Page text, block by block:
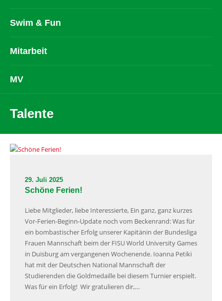
Swim & Fun
Mitarbeit
MV
Talente
29. Juli 2025
Schöne Ferien!
Liebe Mitglieder, liebe Interessierte, Ein ganz, ganz kurzes
Vor-Ferien-Beginn-Update noch vom Beckenrand: Was für
ein bombastischer Erfolg unserer Kapitänin der Bundesliga
Frauen Mannschaft beim der FISU World University Games
in Duisburg am vergangenen Wochenende. Ioanna Petiki
hat mit der Deutschen National Mannschaft der
Studierenden die Goldmedaille bei diesem Turnier erspielt.
Was für ein Erfolg! Wir gratulieren dir,…